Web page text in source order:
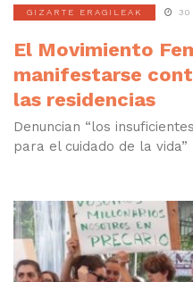
GIZARTE ERAGILEAK
El Movimiento
manifestarse
las residencias
Denuncian “los
para el cuidado de la vida”